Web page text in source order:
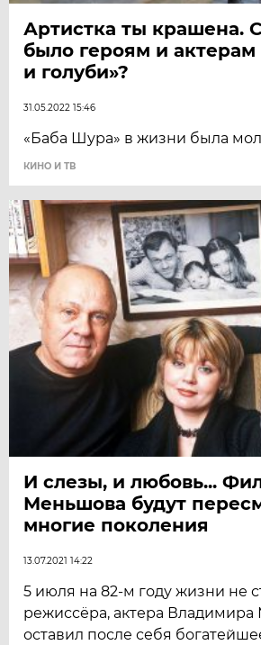
Артистка ты крашена.
было героям и
и голуби»?
31.05.2022 15:46
«Баба Шура» в жизни была
КИНО И ТВ
И слезы, и любовь...
Меньшова будут
многие поколения
13.07.2021 14:22
5 июля на 82-м году жизни не
режиссёра, актера
оставил после себя